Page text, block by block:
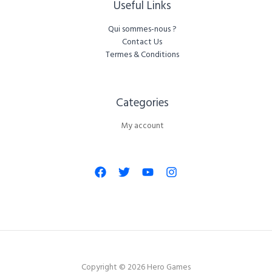
Useful Links
Qui sommes-nous ?
Contact Us
Termes & Conditions
Categories​
My account
Copyright © 2026 Hero Games